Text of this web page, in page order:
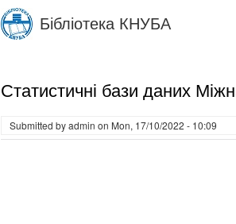
Бібліотека КНУБА
Статистичні бази даних
Submitted byadmin on Mon, 17/10/2022 - 10:09